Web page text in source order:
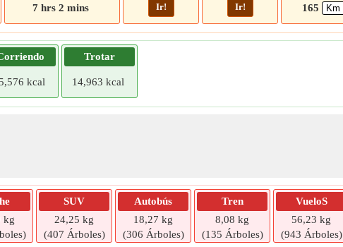
7 hrs 2 mins Ir! Ir! 165
kcal
Trotar
14,963 kcal
kg
SUV
24,25 kg
(407 Árboles)
Autobús
18,27 kg
(306 Árboles)
Tren
8,08 kg
(135 Árboles)
VueloS
56,23 kg
(943 Árboles)